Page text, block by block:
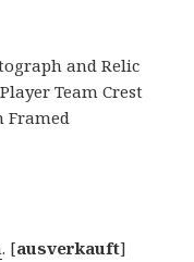
and Relic
Team Crest
Framed
. [ausverkauft]